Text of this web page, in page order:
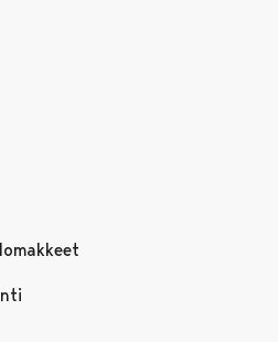
välilehdessä
Youtubessa
välilehdessä